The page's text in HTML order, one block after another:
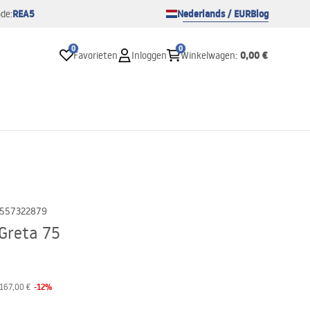
REA5 Nederlands / EURBlog
0
Favorieten Inloggen
0
Winkelwagen: 0,00 €
75
167,00 € -12%